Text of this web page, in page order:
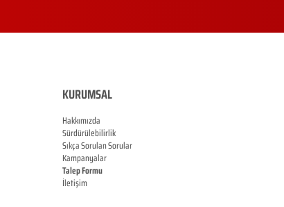
KURUMSAL
Hakkımızda
Sürdürülebilirlik
Sıkça Sorulan Sorular
Kampanyalar
Talep Formu
İletişim